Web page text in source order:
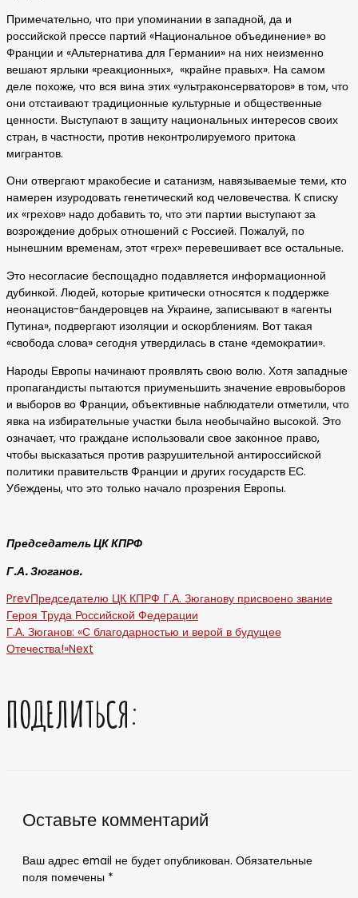
Примечательно, что при упоминании в западной, да и
российской прессе партий «Национальное объединение» во
Франции и «Альтернатива для Германии» на них неизменно
вешают ярлыки «реакционных», «крайне правых». На самом
деле похоже, что вся вина этих «ультраконсерваторов» в том, что
они отстаивают традиционные культурные и общественные
ценности. Выступают в защиту национальных интересов своих
стран, в частности, против неконтролируемого притока
мигрантов.
Они отвергают мракобесие и сатанизм, навязываемые теми, кто
намерен изуродовать генетический код человечества. К списку
их «грехов» надо добавить то, что эти партии выступают за
возрождение добрых отношений с Россией. Пожалуй, по
нынешним временам, этот «грех» перевешивает все остальные.
Это несогласие беспощадно подавляется информационной
дубинкой. Людей, которые критически относятся к поддержке
неонацистов-бандеровцев на Украине, записывают в «агенты
Путина», подвергают изоляции и оскорблениям. Вот такая
«свобода слова» сегодня утвердилась в стане «демократии».
Народы Европы начинают проявлять свою волю. Хотя западные
пропагандисты пытаются приуменьшить значение евровыборов
и выборов во Франции, объективные наблюдатели отметили, что
явка на избирательные участки была необычайно высокой. Это
означает, что граждане использовали свое законное право,
чтобы высказаться против разрушительной антироссийской
политики правительств Франции и других государств ЕС.
Убеждены, что это только начало прозрения Европы.
Председатель ЦК КПРФ
Г.А. Зюганов.
PrevПредседателю ЦК КПРФ Г.А. Зюганову присвоено звание
Героя Труда Российской Федерации
Г.А. Зюганов: «С благодарностью и верой в будущее
Отечества!»Next
ПОДЕЛИТЬСЯ:
Оставьте комментарий
Ваш адрес email не будет опубликован. Обязательные
поля помечены *